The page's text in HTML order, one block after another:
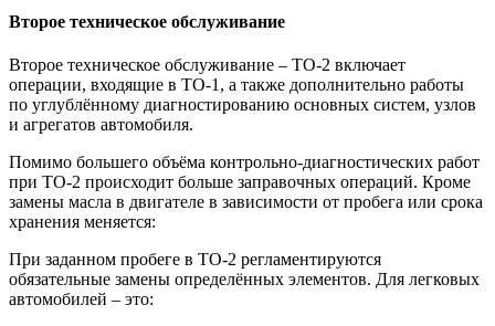
Второе техническое обслуживание
Второе техническое обслуживание – ТО-2 включает
операции, входящие в ТО-1, а также дополнительно работы
по углублённому диагностированию основных систем, узлов
и агрегатов автомобиля.
Помимо большего объёма контрольно-диагностических работ
при ТО-2 происходит больше заправочных операций. Кроме
замены масла в двигателе в зависимости от пробега или срока
хранения меняется:
При заданном пробеге в ТО-2 регламентируются
обязательные замены определённых элементов. Для легковых
автомобилей – это: